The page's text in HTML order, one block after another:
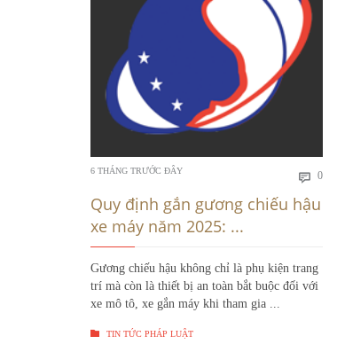
6 THÁNG TRƯỚC ĐÂY  0Bình
Quy định gắn gương chiếu hậu
xe máy năm 2025: ...
Gương chiếu hậu không chỉ là phụ kiện trang
trí mà còn là thiết bị an toàn bắt buộc đối với
xe mô tô, xe gắn máy khi tham gia ...
 TIN TỨC PHÁP LUẬT